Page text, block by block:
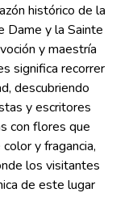
histórico de la
Dame y la Sainte
y maestría
significa recorrer
descubriendo
y escritores
con flores que
y fragancia,
los visitantes
de este lugar